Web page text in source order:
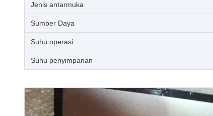
Jenis antarmuka
Sumber Daya
Suhu operasi
Suhu penyimpanan